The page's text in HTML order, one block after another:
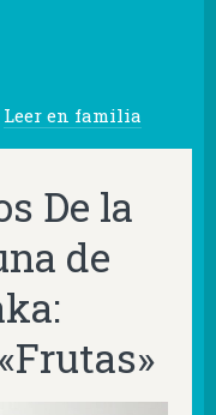
Leer en familia
De la
de